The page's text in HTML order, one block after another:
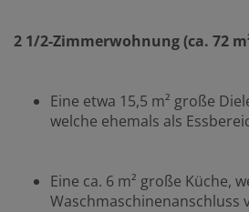
2 1/2-Zimmerwohnung (ca. 72
Eine etwa 15,5 m² große
welche ehemals als
Eine ca. 6 m² große Küche,
Waschmaschinenanschluss